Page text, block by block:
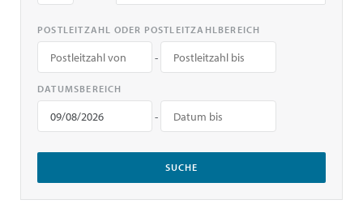
POSTLEITZAHL ODER POSTLEITZAHLBEREICH
-
DATUMSBEREICH
-
SUCHE